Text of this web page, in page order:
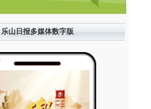
乐山日报多媒体数字版